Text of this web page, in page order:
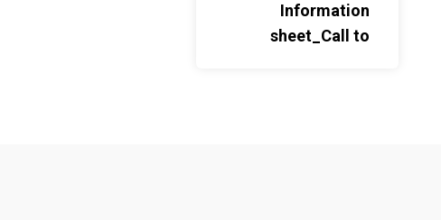
Information
sheet_Call to